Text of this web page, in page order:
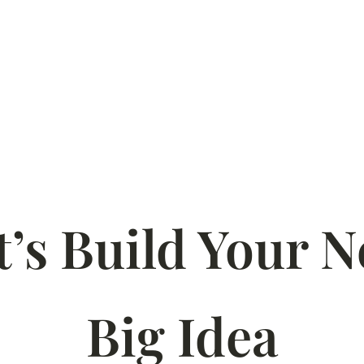
Build Your
Big Idea